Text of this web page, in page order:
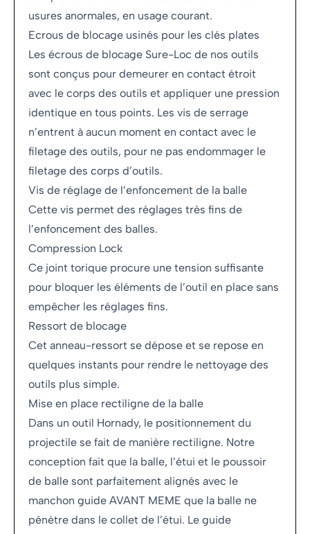
usures anormales, en usage courant.
Ecrous de blocage usinés pour les clés plates
Les écrous de blocage Sure-Loc de nos outils
sont conçus pour demeurer en contact étroit
avec le corps des outils et appliquer une pression
identique en tous points. Les vis de serrage
n’entrent à aucun moment en contact avec le
filetage des outils, pour ne pas endommager le
filetage des corps d’outils.
Vis de réglage de l’enfoncement de la balle
Cette vis permet des réglages très fins de
l’enfoncement des balles.
Compression Lock
Ce joint torique procure une tension suffisante
pour bloquer les éléments de l’outil en place sans
empêcher les réglages fins.
Ressort de blocage
Cet anneau-ressort se dépose et se repose en
quelques instants pour rendre le nettoyage des
outils plus simple.
Mise en place rectiligne de la balle
Dans un outil Hornady, le positionnement du
projectile se fait de manière rectiligne. Notre
conception fait que la balle, l’étui et le poussoir
de balle sont parfaitement alignés avec le
manchon guide AVANT MEME que la balle ne
pénètre dans le collet de l’étui. Le guide